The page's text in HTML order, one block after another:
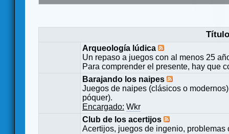
Título
Arqueología lúdica
Un repaso a juegos con al menos 25
Para comprender el presente, hay que
Barajando los naipes
Juegos de naipes (clásicos o
póquer).
Encargado: Wkr
Club de los acertijos
Acertijos, juegos de ingenio,